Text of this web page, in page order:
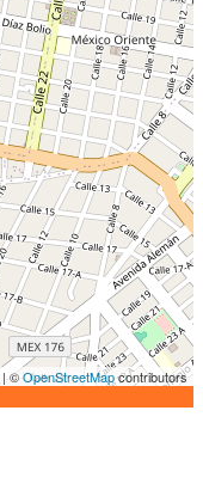
| ©OpenStreetMapcontributors